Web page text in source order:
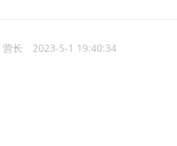
营长 2023-5-1 19:40:34